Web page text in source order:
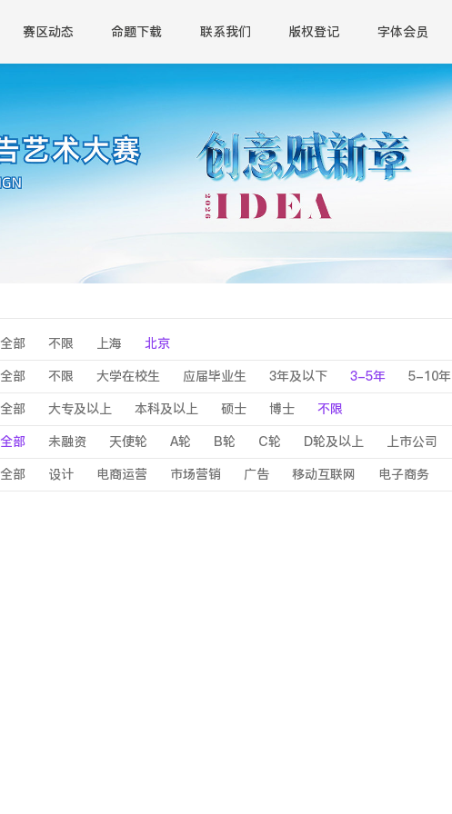
赛区动态 命题下载 联系我们 版权登记 字体会员
全部 不限 上海 北京
全部 不限 大学在校生 应届毕业生 3年及以下 3-5年 5-10年
全部 大专及以上 本科及以上 硕士 博士 不限
全部 未融资 天使轮 A轮 B轮 C轮 D轮及以上 上市公司
全部 设计 电商运营 市场营销 广告 移动互联网 电子商务